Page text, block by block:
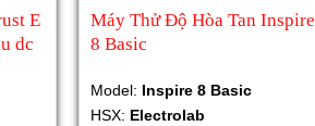
E
dc
Máy Thử Độ Hòa Tan Inspire
8 Basic
Model: Inspire 8 Basic
HSX: Electrolab